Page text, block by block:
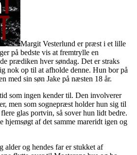
Margit Vesterlund er præst i et lille
på bedste vis at fremtrylle en
prædiken hver søndag. Det er straks
nok op til at afholde denne. Hun bor på
med sin søn Jake på næsten 18 år.
som ingen kender til. Den involverer
men som sognepræst holder hun sig til
glas portvin, så sover hun lidt bedre.
hjemsøgt af det samme mareridt igen og
alder og hendes far er stukket af